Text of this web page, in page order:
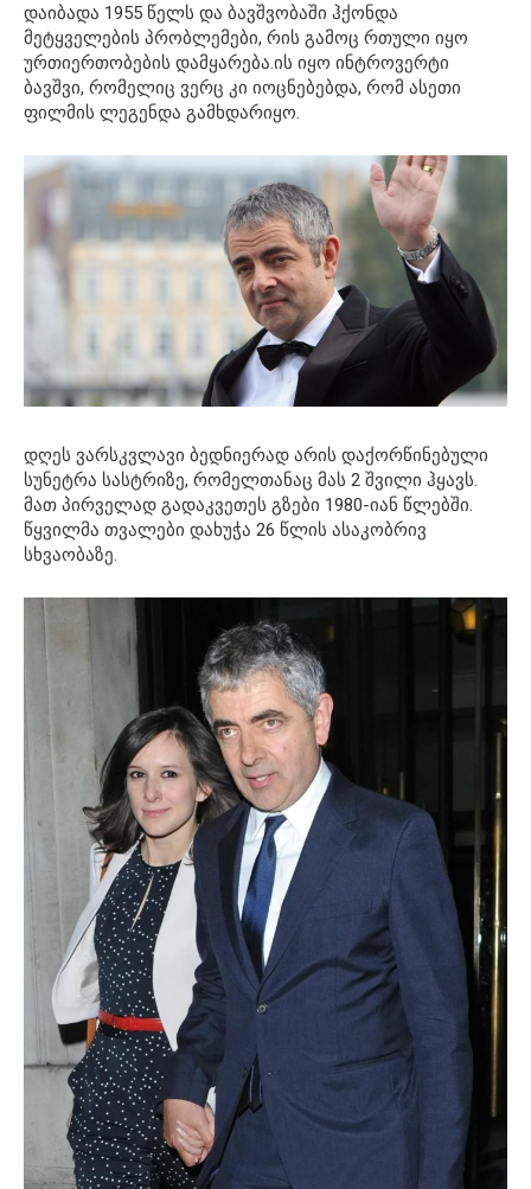
დაიბადა 1955 წელს და ბავშვობაში ჰქონდა
მეტყველების პრობლემები, რის გამოც რთული იყო
ურთიერთობების დამყარება.ის იყო ინტროვერტი
ბავშვი, რომელიც ვერც კი იოცნებებდა, რომ ასეთი
ფილმის ლეგენდა გამხდარიყო.
დღეს ვარსკვლავი ბედნიერად არის დაქორწინებული
სუნეტრა სასტრიზე, რომელთანაც მას 2 შვილი ჰყავს.
მათ პირველად გადაკვეთეს გზები 1980-იან წლებში.
წყვილმა თვალები დახუჭა 26 წლის ასაკობრივ
სხვაობაზე.